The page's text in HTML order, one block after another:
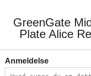
GreenGate
Plate Alice
Anmeldelse